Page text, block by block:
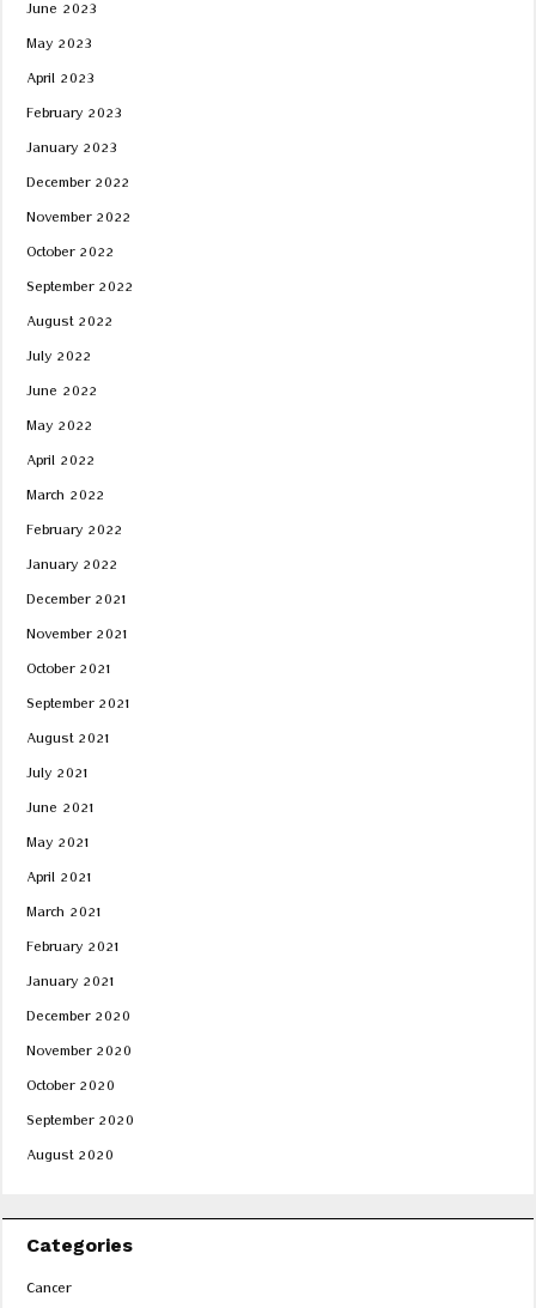
June 2023
May 2023
April 2023
February 2023
January 2023
December 2022
November 2022
October 2022
September 2022
August 2022
July 2022
June 2022
May 2022
April 2022
March 2022
February 2022
January 2022
December 2021
November 2021
October 2021
September 2021
August 2021
July 2021
June 2021
May 2021
April 2021
March 2021
February 2021
January 2021
December 2020
November 2020
October 2020
September 2020
August 2020
Categories
Cancer